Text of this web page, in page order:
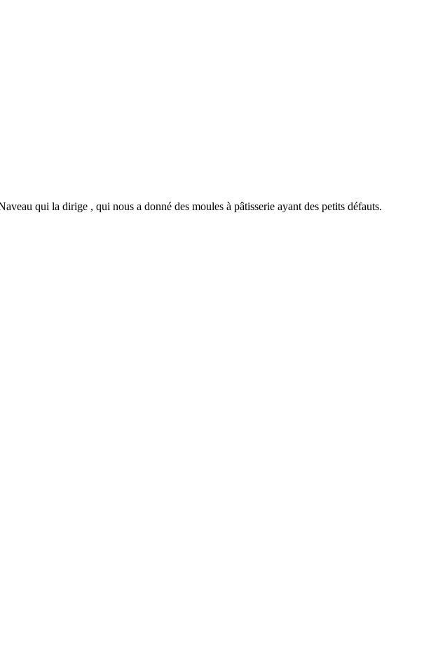
qui la dirige , qui nous a donné des moules à pâtisserie ayant des petits défauts.